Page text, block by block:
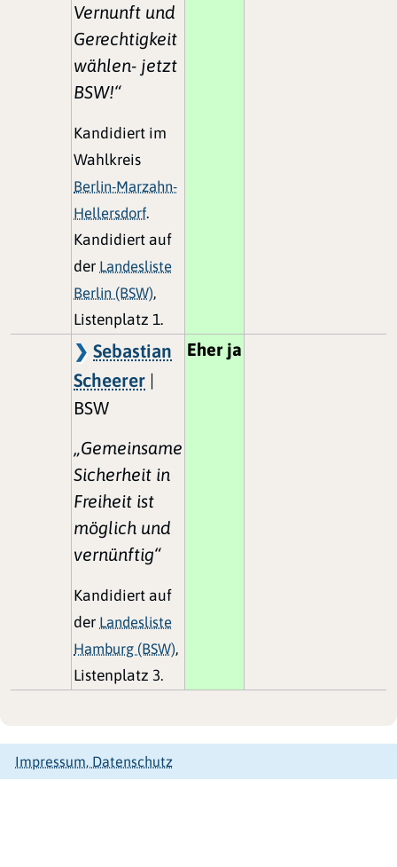
Vernunft und
Gerechtigkeit
wählen- jetzt
BSW!“
Kandidiert im
Wahlkreis
Berlin-Marzahn-
Hellersdorf.
Kandidiert auf
der Landesliste
Berlin (BSW),
Listenplatz 1.
Sebastian
Scheerer |
BSW
„Gemeinsame
Sicherheit in
Freiheit ist
möglich und
vernünftig“
Kandidiert auf
der Landesliste
Hamburg (BSW),
Listenplatz 3.
Eher ja
Impressum, Datenschutz